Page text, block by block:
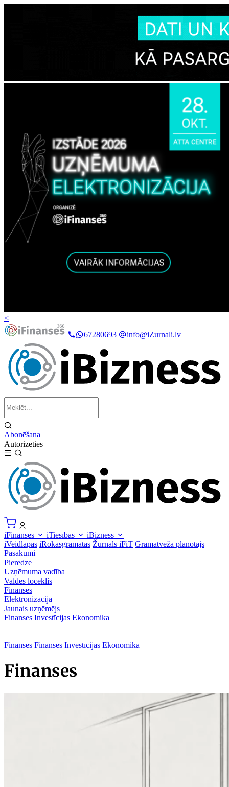
<
67280693
info@iZurnali.lv
Abonēšana
Autorizēties
iFinanses iTiesības
iBizness
iVeidlapas iRokasgrāmatas Žurnāls iFiT Grāmatveža plānotājs
Pasākumi
Pieredze
Uzņēmuma vadība
Valdes loceklis
Finanses
Elektronizācija
Jaunais uzņēmējs
Finanses Investīcijas Ekonomika
Finanses Finanses Investīcijas Ekonomika
Finanses